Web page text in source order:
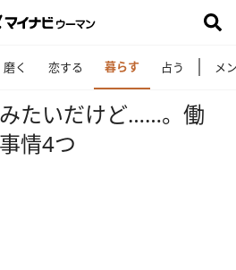
磨く 恋する 暮らす 占う メ
たいだけど……。働
情4つ